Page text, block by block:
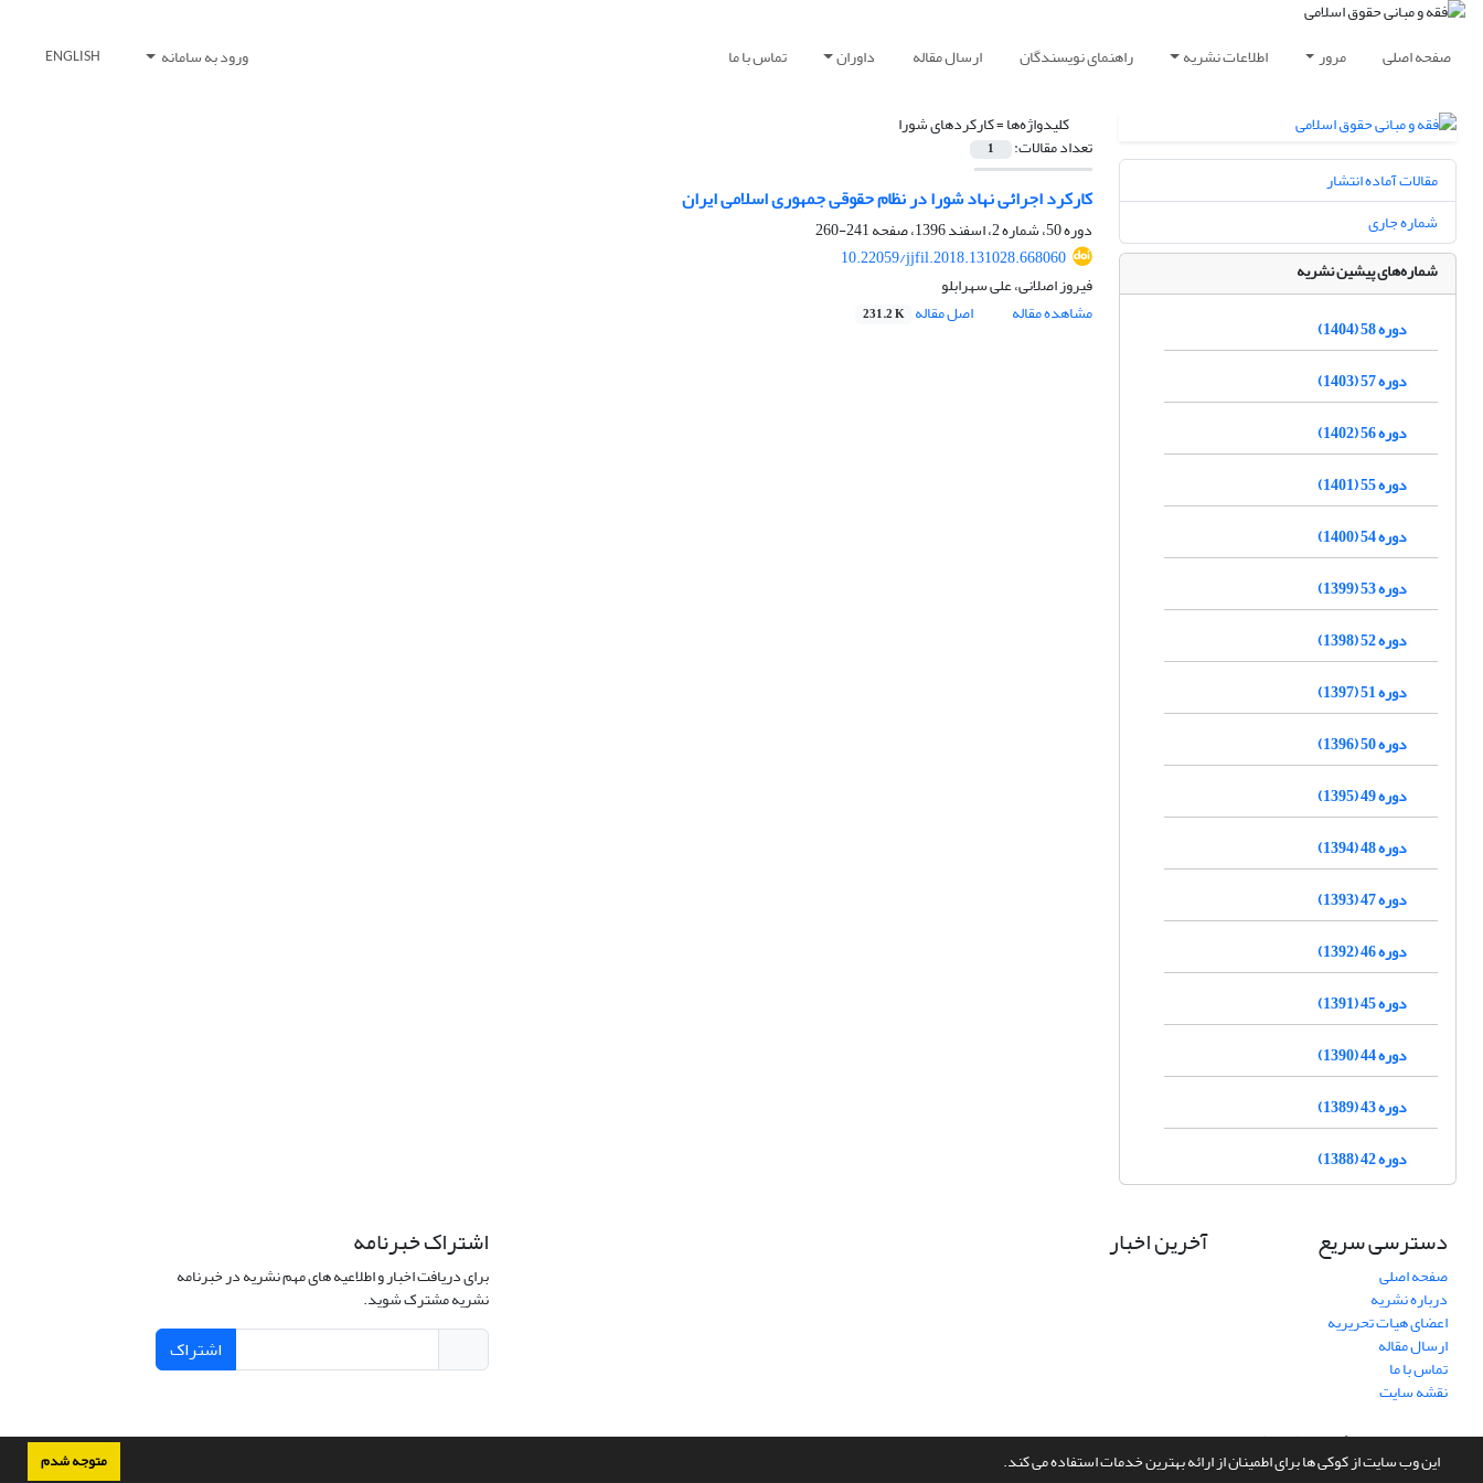
این وب سایت از کوکی ها برای اطمینان از ارائه بهترین خدمات استفاده می کند. متوجه شدم
صفحه اصلی مرور اطلاعات نشریه راهنمای نویسندگان ارسال مقاله داوران تماس با ما ورود به سامانه ENGLISH
کلیدواژه‌ها =کارکردهای شورا
تعداد مقالات: 1
کارکرد اجرائی نهاد شورا در نظام حقوقی جمهوری اسلامی ایران
دوره 50، شماره 2، اسفند 1396، صفحه
241-260
10.22059/jjfil.2018.131028.668060
فیروز اصلانی، علی سهرابلو
مشاهده مقاله
اصل مقاله 231.2 K
مقالات آماده انتشار
شماره جاری
شماره‌های پیشین نشریه
دوره 58 (1404)
دوره 57 (1403)
دوره 56 (1402)
دوره 55 (1401)
دوره 54 (1400)
دوره 53 (1399)
دوره 52 (1398)
دوره 51 (1397)
دوره 50 (1396)
دوره 49 (1395)
دوره 48 (1394)
دوره 47 (1393)
دوره 46 (1392)
دوره 45 (1391)
دوره 44 (1390)
دوره 43 (1389)
دوره 42 (1388)
دسترسی سریع
صفحه اصلی
درباره نشریه
اعضای هیات تحریریه
ارسال مقاله
تماس با ما
نقشه سایت
آخرین اخبار اشتراک خبرنامه
برای دریافت اخبار و اطلاعیه های مهم نشریه در خبرنامه
نشریه مشترک شوید.
اشتراک
سامانه مدیریت نشریات علمی.طراحی و پیاده سازی ازسیناوب